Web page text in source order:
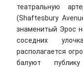
театральную
(Shaftesbury
знаменитый Эрос
соседних
располагается
балуют